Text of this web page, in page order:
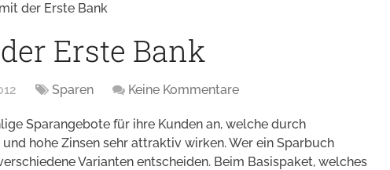
der Erste Bank
Erste Bank
Sparen Keine Kommentare
Sparangebote für ihre Kunden an, welche durch
hohe Zinsen sehr attraktiv wirken. Wer ein Sparbuch
Varianten entscheiden. Beim Basispaket, welches